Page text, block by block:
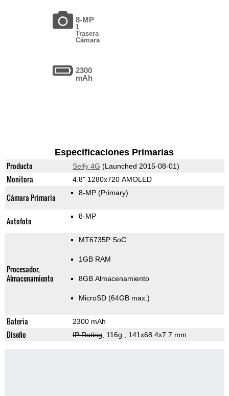
8-MP
1
Trasera
Cámara
2300
mAh
Especificaciones Primarias
Producto Selfy 4G (Launched 2015-08-01)
Monitora 4.8" 1280x720 AMOLED
Cámara Primaria 8-MP (Primary)
Autofoto 8-MP
Procesador,
Almacenamiento
MT6735P SoC
1GB RAM
8GB Almacenamiento
MicroSD (64GB max.)
Bateria 2300 mAh
Diseño IP Rating, 116g , 141x68.4x7.7 mm